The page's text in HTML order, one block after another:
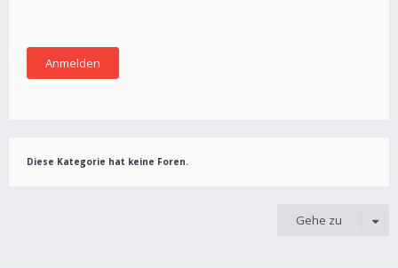
Diese Kategorie hat keine Foren.
Gehe zu